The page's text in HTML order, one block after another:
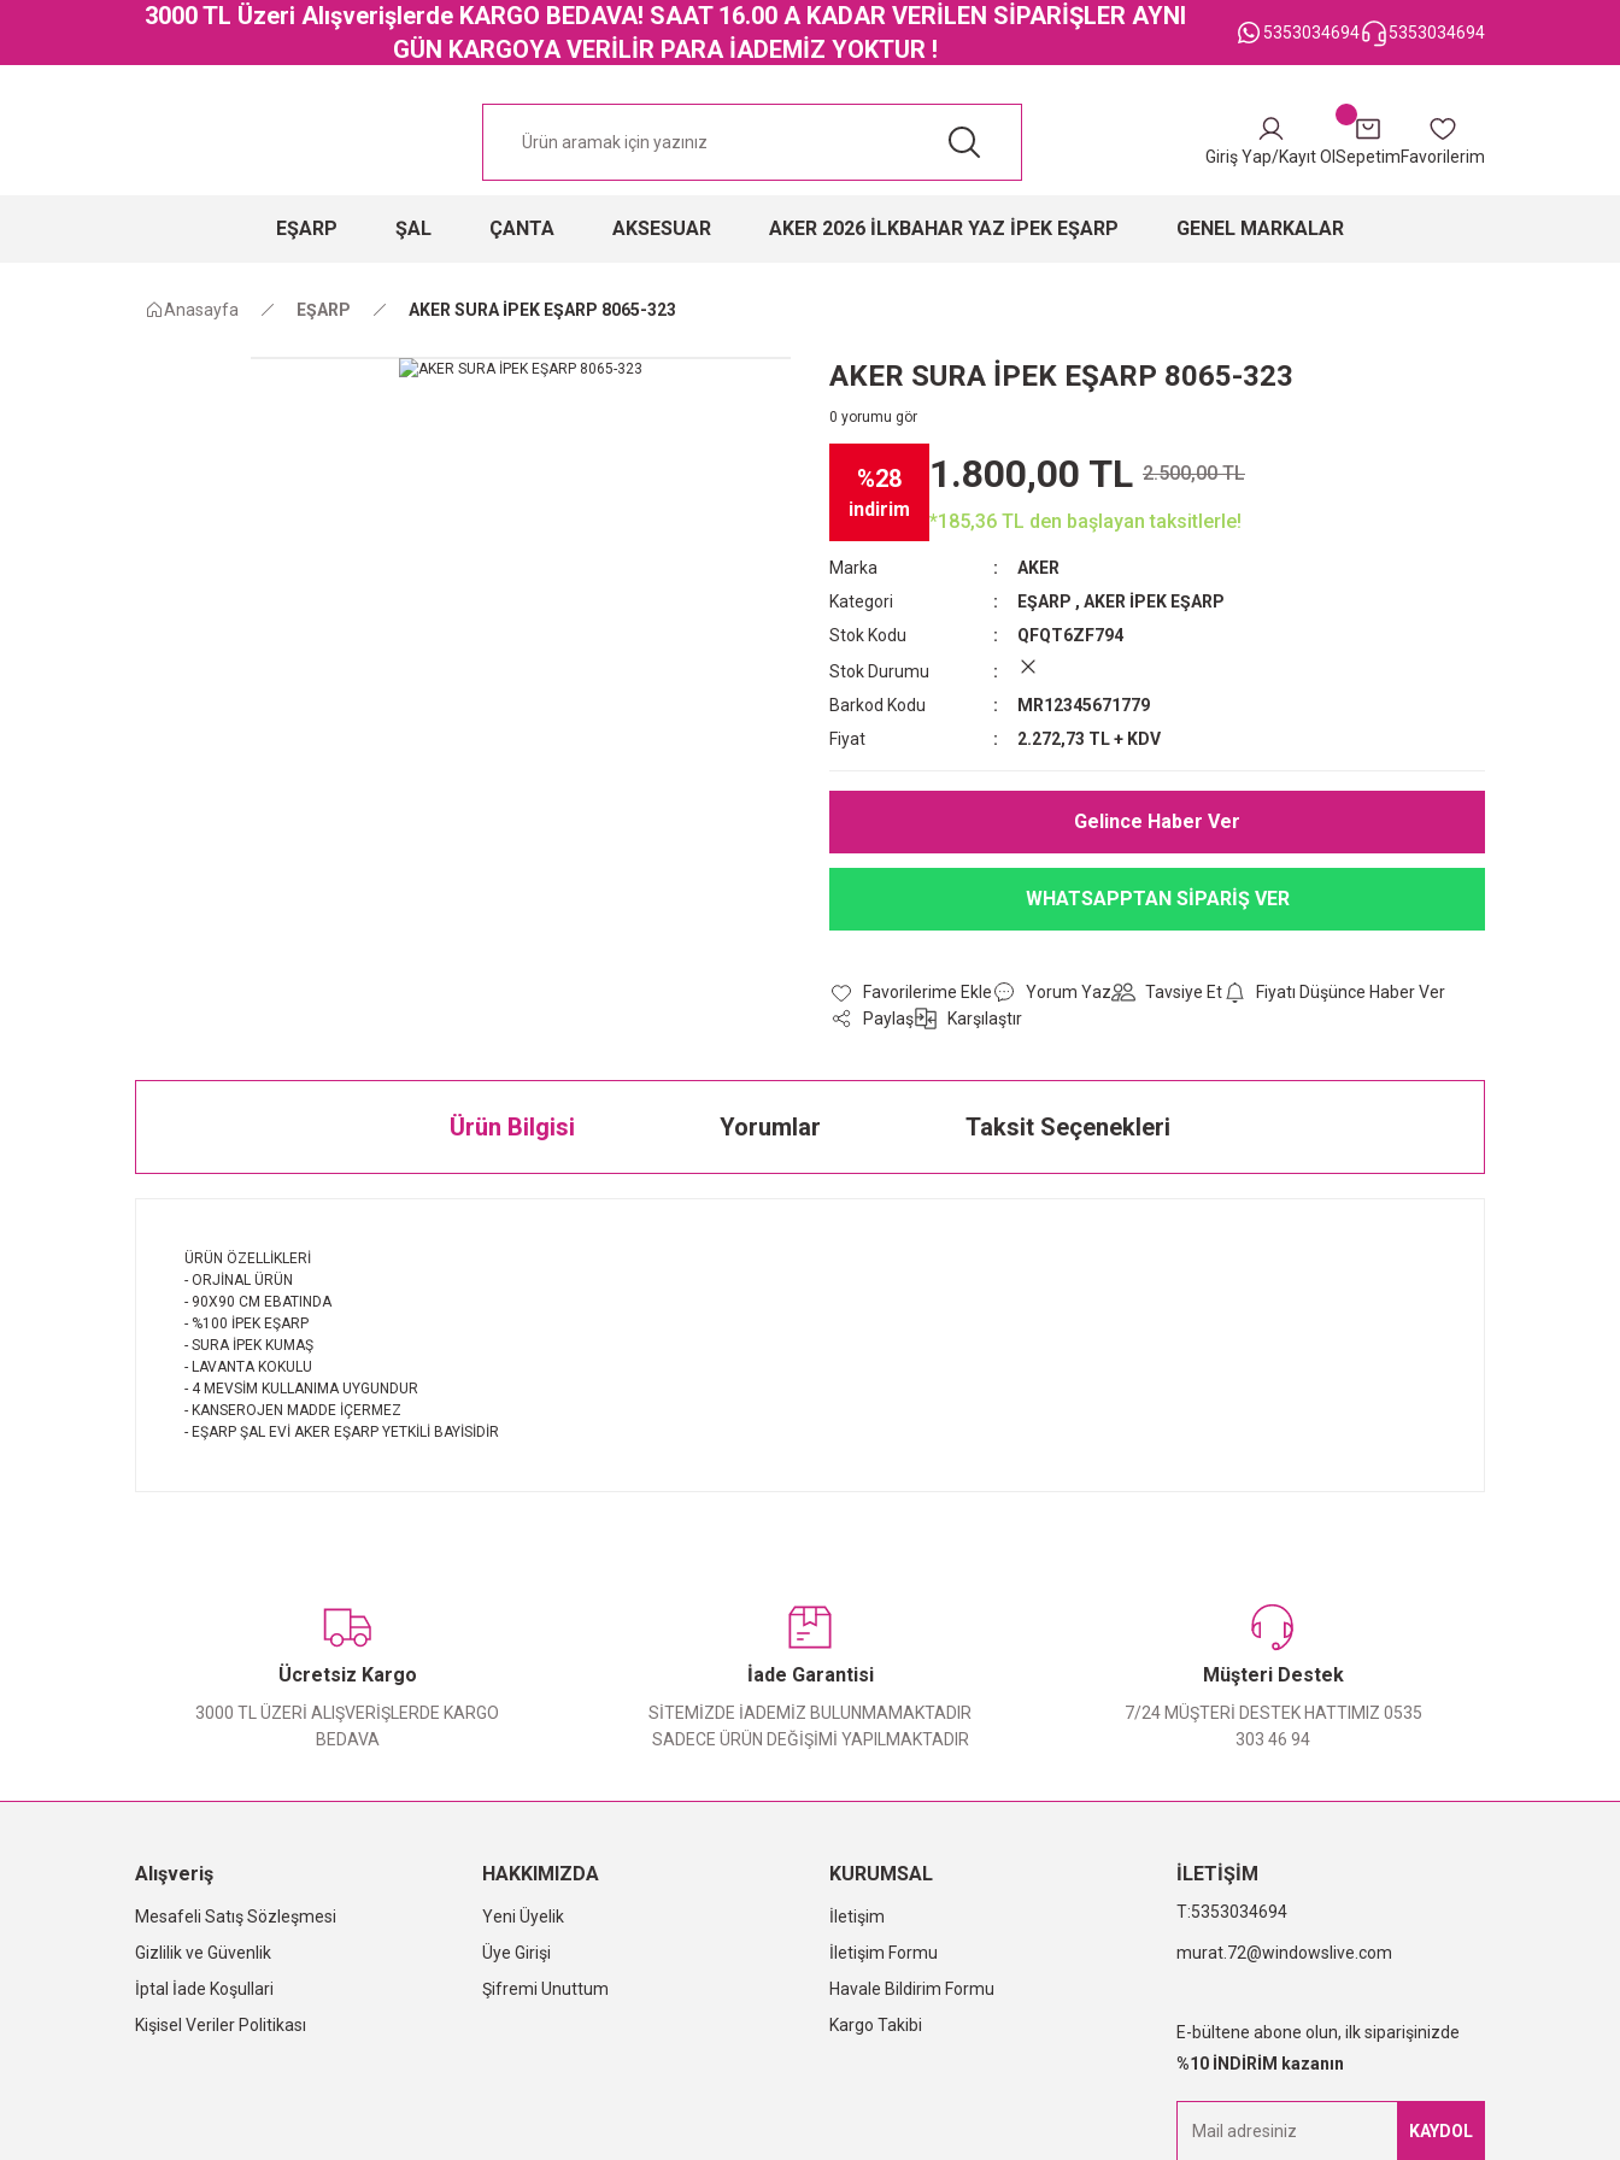
3000 TL Üzeri Alışverişlerde KARGO BEDAVA! SAAT 16.00 A KADAR VERİLEN SİPARİŞLER AYNI
GÜN KARGOYA VERİLİR PARA İADEMİZ YOKTUR !
5353034694 5353034694
Giriş Yap/Kayıt Ol SepetimFavorilerim
EŞARP ŞAL ÇANTA AKSESUAR AKER 2026 İLKBAHAR YAZ İPEK EŞARP GENEL MARKALAR
Anasayfa EŞARP AKER SURA İPEK EŞARP 8065-323
AKER SURA İPEK EŞARP 8065-323
0 yorumu gör
%28
indirim
1.800,00 TL 2.500,00 TL
*185,36 TL den başlayan taksitlerle!
Marka
AKER
Kategori
EŞARP , AKER İPEK EŞARP
Stok Kodu
QFQT6ZF794
Stok Durumu
Barkod Kodu
MR12345671779
Fiyat
2.272,73 TL + KDV
Gelince Haber Ver
WHATSAPPTAN SİPARİŞ VER
Yorum Yaz Tavsiye Et
Fiyatı Düşünce Haber Ver
Paylaş
Karşılaştır
Ürün Bilgisi Yorumlar Taksit Seçenekleri
ÜRÜN ÖZELLİKLERİ
- ORJİNAL ÜRÜN
- 90X90 CM EBATINDA
- %100 İPEK EŞARP
- SURA İPEK KUMAŞ
- LAVANTA KOKULU
- 4 MEVSİM KULLANIMA UYGUNDUR
- KANSEROJEN MADDE İÇERMEZ
- EŞARP ŞAL EVİ AKER EŞARP YETKİLİ BAYİSİDİR
Yorum Yaz
Ücretsiz Kargo
3000 TL ÜZERİ ALIŞVERİŞLERDE KARGO
BEDAVA
İade Garantisi
SİTEMİZDE İADEMİZ BULUNMAMAKTADIR
SADECE ÜRÜN DEĞİŞİMİ YAPILMAKTADIR
Müşteri Destek
7/24 MÜŞTERİ DESTEK HATTIMIZ 0535
303 46 94
Alışveriş
Mesafeli Satış Sözleşmesi
Gizlilik ve Güvenlik
İptal İade Koşullari
Kişisel Veriler Politikası
HAKKIMIZDA
Yeni Üyelik
Üye Girişi
Şifremi Unuttum
KURUMSAL
İletişim
İletişim Formu
Havale Bildirim Formu
Kargo Takibi
İLETİŞİM
5353034694
murat.72@windowslive.com
E-bültene abone olun, ilk siparişinizde
%10 İNDİRİM kazanın
KAYDOL